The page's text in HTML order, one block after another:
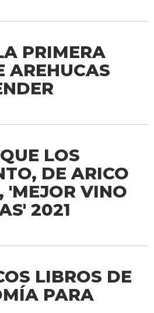
PRIMERA
AREHUCAS
LOS
DE ARICO
'MEJOR VINO
2021
LIBROS DE
PARA